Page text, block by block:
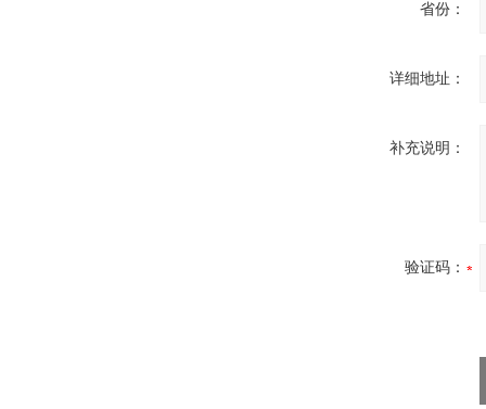
省份：
详细地址：
补充说明：
验证码：